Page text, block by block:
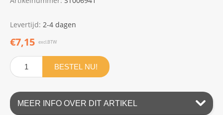
Levertijd: 2-4 dagen
€7,15 excl.BTW
BESTEL NU!
MEER INFO OVER DIT ARTIKEL